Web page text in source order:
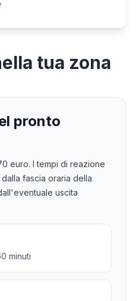
tua zona
pronto
euro. I tempi di reazione
fascia oraria della
uscita
minuti